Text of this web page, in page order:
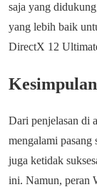
saja yang
yang lebih baik
DirectX 12
Kesimpulan
Dari penjelasan di
mengalami pasang
juga ketidak
ini. Namun, peran